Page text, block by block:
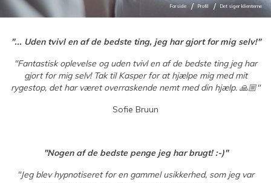
Forside Profil Det siger klienterne
"... Uden tvivl en af de bedste ting, jeg har gjort for mig selv!"
"Fantastisk oplevelse og uden tvivl en af de bedste ting jeg har
gjort for mig selv! Tak til Kasper for at hjælpe mig med mit
rygestop, det har været overraskende nemt med din hjælp. 🙏🏼"
Sofie Bruun
"Nogen af de bedste penge jeg har brugt! :-)"
"Jeg blev hypnotiseret for en gammel usikkerhed, som jeg var